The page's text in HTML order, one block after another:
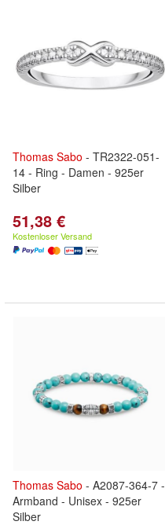
Thomas Sabo - TR2322-051-
14 - Ring - Damen - 925er
Silber
51,38 €
Kostenloser Versand
Thomas Sabo - A2087-364-7 -
Armband - Unisex - 925er
Silber